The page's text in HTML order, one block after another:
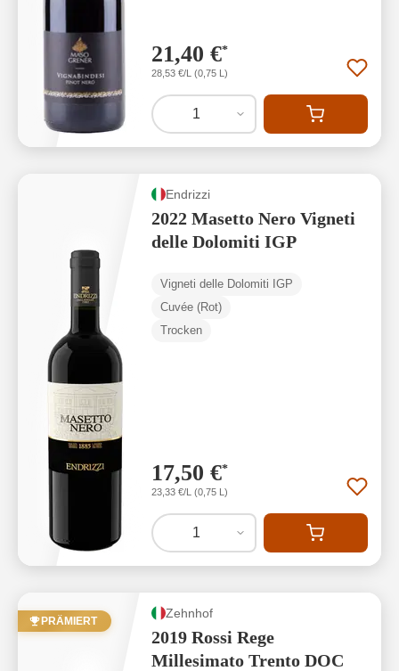
21,40 €*
28,53 €/L (0,75 L)
1
Endrizzi
2022 Masetto Nero Vigneti
delle Dolomiti IGP
Vigneti delle Dolomiti IGP
Cuvée (Rot)
Trocken
17,50 €*
23,33 €/L (0,75 L)
1
PRÄMIERT
Zehnhof
2019 Rossi Rege
Millesimato Trento DOC